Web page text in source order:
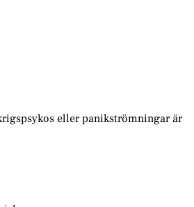
eller panikströmningar är